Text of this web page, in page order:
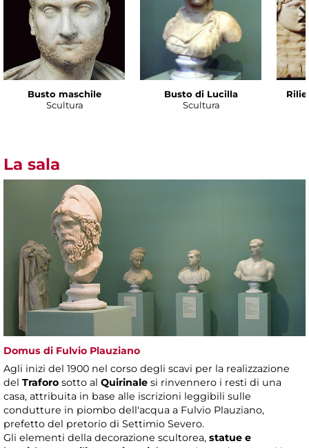
Busto maschile
Scultura
Busto di Lucilla
Scultura
La sala
Domus di Fulvio Plauziano
Agli inizi del 1900 nel corso degli scavi per la realizzazione
del Traforo sotto al Quirinale si rinvennero i resti di una
casa, attribuita in base alle iscrizioni leggibili sulle
condutture in piombo dell'acqua a Fulvio Plauziano,
prefetto del pretorio di Settimio Severo.
Gli elementi della decorazione scultorea, statue e